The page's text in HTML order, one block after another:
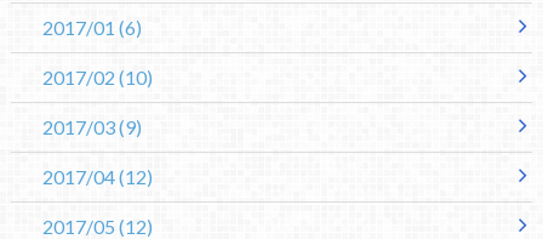
2017/01 (6)
2017/02 (10)
2017/03(9)
2017/04(12)
2017/05(12)